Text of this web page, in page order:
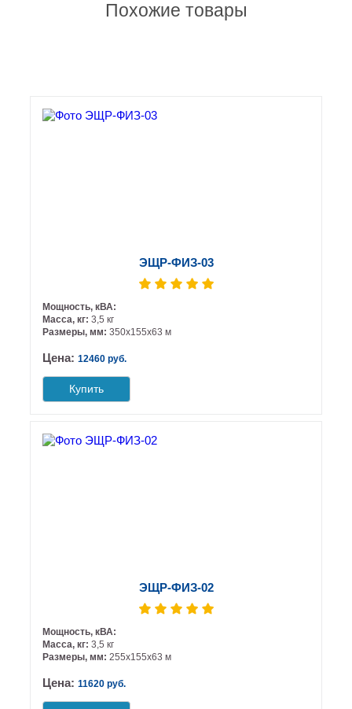
Похожие товары
ЭЩР-ФИЗ-03
Мощность, кВА:
Масса, кг: 3,5 кг
Размеры, мм: 350х155х63 м
Цена: 12460 руб.
Купить
ЭЩР-ФИЗ-02
Мощность, кВА:
Масса, кг: 3,5 кг
Размеры, мм: 255х155х63 м
Цена: 11620 руб.